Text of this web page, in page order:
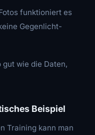
funktioniert es
Gegenlicht-
wie die Daten,
Beispiel
Training kann man